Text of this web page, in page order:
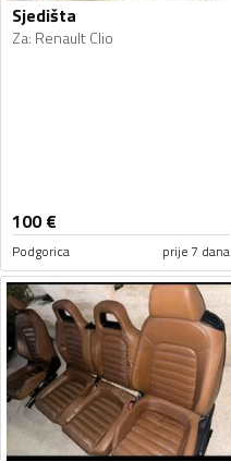
Sjedišta
Za: Renault Clio
100€
Podgorica prije 7 dana